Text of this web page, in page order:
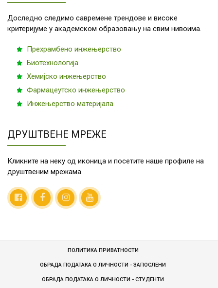
Доследно следимо савремене трендове и високе
критеријуме у академском образовању на свим нивоима.
Прехрамбено инжењерство
Биотехнологија
Хемијско инжењерство
Фармацеутско инжењерство
Инжењерство материјала
ДРУШТВЕНЕ МРЕЖЕ
Кликните на неку од иконица и посетите наше профиле на
друштвеним мрежама.
ПОЛИТИКА ПРИВАТНОСТИ
ОБРАДА ПОДАТАКА О ЛИЧНОСТИ - ЗАПОСЛЕНИ
ОБРАДA ПОДАТАКА О ЛИЧНОСТИ - СТУДЕНТИ